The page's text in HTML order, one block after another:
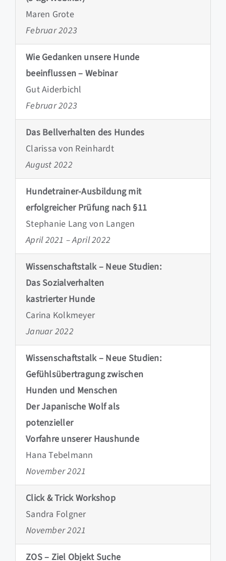
Maren Grote
Februar 2023
Wie Gedanken unsere Hunde
beeinflussen – Webinar
Gut Aiderbichl
Februar 2023
Das Bellverhalten des Hundes
Clarissa von Reinhardt
August 2022
Hundetrainer-Ausbildung mit
erfolgreicher Prüfung nach §11
Stephanie Lang von Langen
April 2021 – April 2022
Wissenschaftstalk – Neue Studien:
Das Sozialverhalten
kastrierter Hunde
Carina Kolkmeyer
Januar 2022
Wissenschaftstalk – Neue Studien:
Gefühlsübertragung zwischen
Hunden und Menschen
Der Japanische Wolf als
potenzieller
Vorfahre unserer Haushunde
Hana Tebelmann
November 2021
Click & Trick Workshop
Sandra Folgner
November 2021
ZOS – Ziel Objekt Suche